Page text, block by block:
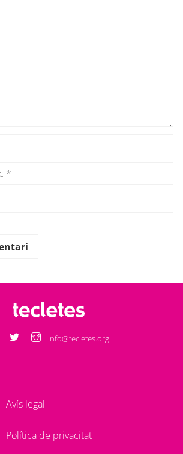
info@tecletes.org
Avís legal
Política de privacitat